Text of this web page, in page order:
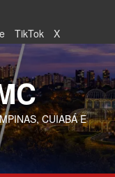
TikTok X
CUIABÁ E